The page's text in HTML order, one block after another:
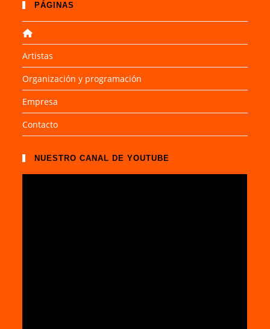
PÁGINAS
Artistas
Organización y programación
Empresa
Contacto
NUESTRO CANAL DE YOUTUBE